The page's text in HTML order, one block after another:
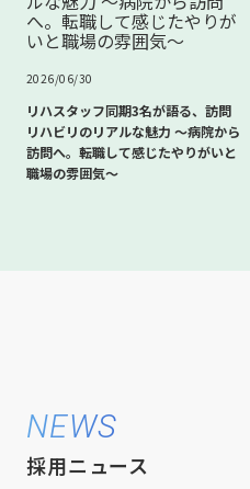
2026/06/30
リハスタッフ同期3名が語る、訪問
リハビリのリアルな魅力 〜病院から
訪問へ。転職して感じたやりがいと
職場の雰囲気〜
NEWS
採用ニュース